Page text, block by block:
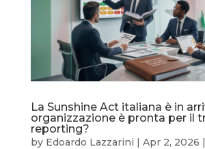
La Sunshine Act italiana è in
organizzazione è pronta per il
reporting?
by Edoardo Lazzarini | Apr 2, 2026 |